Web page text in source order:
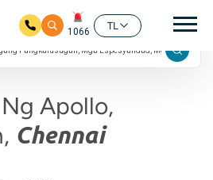
1066
TL
4.4 Rating ng Google
Apollo,
Chennai